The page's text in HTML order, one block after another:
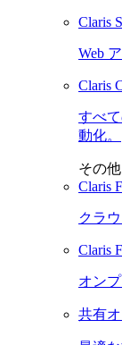
Claris
Web
Claris
すべ
動化。
その他
Claris
クラ
Claris
オン
共有